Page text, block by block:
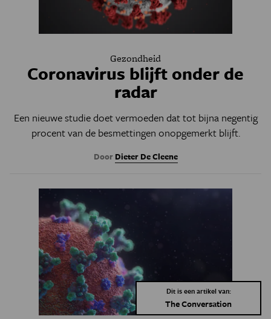
Gezondheid
Coronavirus blijft onder de
radar
Een nieuwe studie doet vermoeden dat tot bijna negentig
procent van de besmettingen onopgemerkt blijft.
Door Dieter De Cleene
Dit is een artikel van:
The Conversation